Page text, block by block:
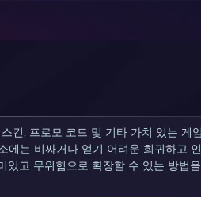
킨, 프로모 코드 및 기타 가치 있는 게
에는 비싸거나 얻기 어려운 희귀하고
고 무위험으로 확장할 수 있는 방법